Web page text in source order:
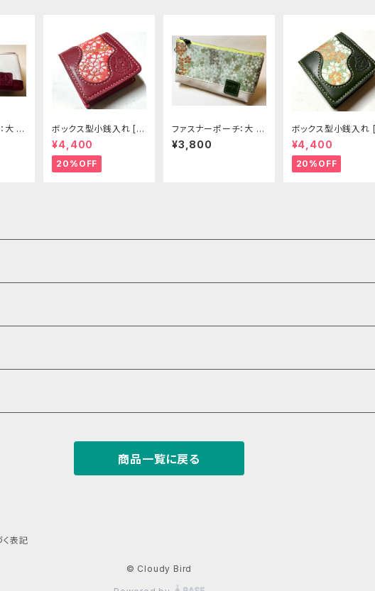
大 [3
ボックス型小銭入れ [3
01-CP]
¥4,400
20%OFF
ファスナーポーチ：大 [3
38-pt]
¥3,800
ボックス型小銭入れ
04-CP]
¥4,400
20%OFF
商品一覧に戻る
表記
© Cloudy Bird